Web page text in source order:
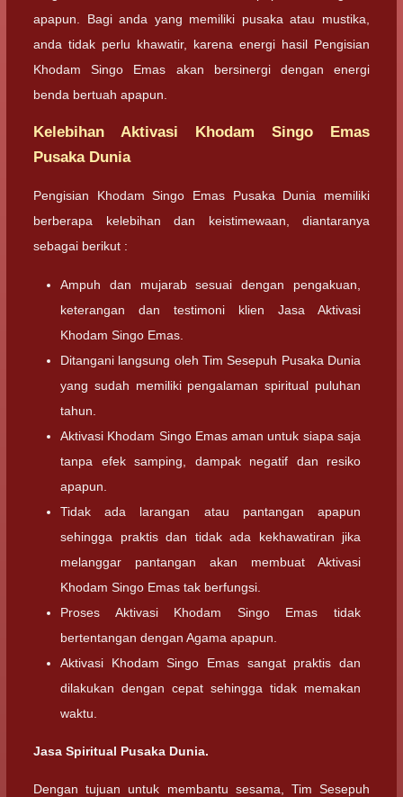
apapun. Bagi anda yang memiliki pusaka atau mustika,
anda tidak perlu khawatir, karena energi hasil Pengisian
Khodam Singo Emas akan bersinergi dengan energi
benda bertuah apapun.
Kelebihan Aktivasi Khodam Singo Emas
Pusaka Dunia
Pengisian Khodam Singo Emas Pusaka Dunia memiliki
berberapa kelebihan dan keistimewaan, diantaranya
sebagai berikut :
Ampuh dan mujarab sesuai dengan pengakuan,
keterangan dan testimoni klien Jasa Aktivasi
Khodam Singo Emas.
Ditangani langsung oleh Tim Sesepuh Pusaka Dunia
yang sudah memiliki pengalaman spiritual puluhan
tahun.
Aktivasi Khodam Singo Emas aman untuk siapa saja
tanpa efek samping, dampak negatif dan resiko
apapun.
Tidak ada larangan atau pantangan apapun
sehingga praktis dan tidak ada kekhawatiran jika
melanggar pantangan akan membuat Aktivasi
Khodam Singo Emas tak berfungsi.
Proses Aktivasi Khodam Singo Emas tidak
bertentangan dengan Agama apapun.
Aktivasi Khodam Singo Emas sangat praktis dan
dilakukan dengan cepat sehingga tidak memakan
waktu.
Jasa Spiritual Pusaka Dunia.
Dengan tujuan untuk membantu sesama, Tim Sesepuh